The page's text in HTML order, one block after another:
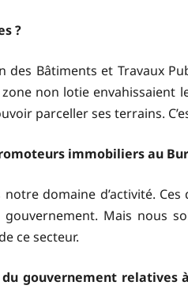
?
Bâtiments et Travaux
non lotie envahissaient
parceller ses terrains.
immobiliers au
domaine d’activité.
Mais nous
ce secteur.
gouvernement relatives